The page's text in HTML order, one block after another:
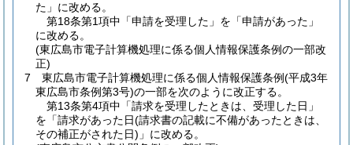
た」に改める。
第18条第1項中「申請を受理した」を「申請があった」
に改める。
(東広島市電子計算機処理に係る個人情報保護条例の一部改
正)
7
東広島市電子計算機処理に係る個人情報保護条例(平成3年
東広島市条例第3号)の一部を次のように改正する。
第13条第4項中「請求を受理したときは、受理した日」
を「請求があった日(請求書の記載に不備があったときは、
その補正がされた日) 」に改める。